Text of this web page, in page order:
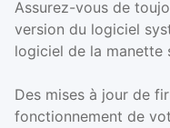
Assurez-vous de
version du logiciel
logiciel de la manette
Des mises à jour de
fonctionnement de